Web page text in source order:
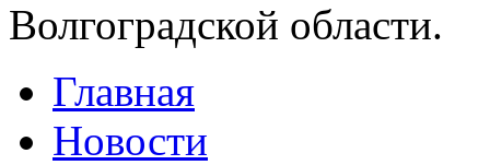
Волгоградской области.
Главная
Новости